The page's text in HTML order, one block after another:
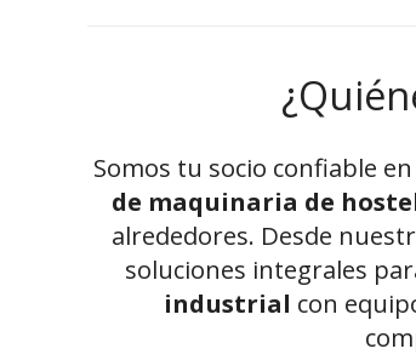
Somos tu socio confiable
de maquinaria de
alrededores. Desde
soluciones integrales
industrial con